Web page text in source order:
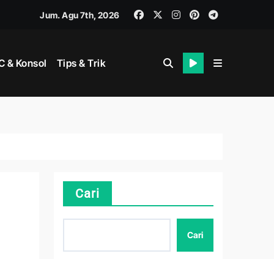
Jum. Agu 7th, 2026
& Konsol Tips & Trik
Cari
Cari